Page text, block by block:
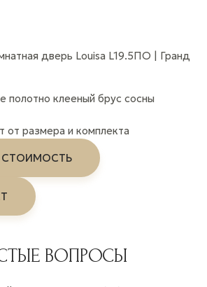
дверь Louisa L19.5ПО | Гранд
полотно клееный брус сосны
от размера и комплекта
СТОИМОСТЬ
ВОПРОСЫ